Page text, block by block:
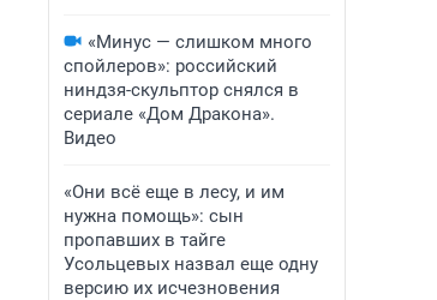
«Минус — слишком много
спойлеров»: российский
ниндзя-скульптор снялся в
сериале «Дом Дракона».
Видео
«Они всё еще в лесу, и им
нужна помощь»: сын
пропавших в тайге
Усольцевых назвал еще одну
версию их исчезновения